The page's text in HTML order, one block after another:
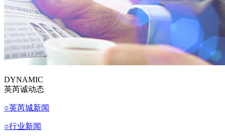
DYNAMIC
英芮诚动态
○英芮城新闻
○行业新闻